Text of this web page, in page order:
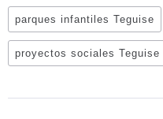
parques infantiles Teguise
proyectos sociales Teguise